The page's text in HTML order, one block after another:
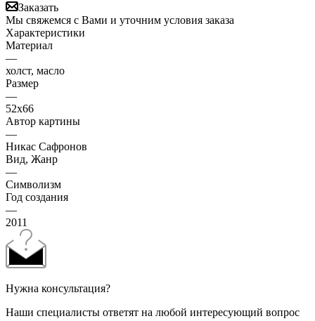
Заказать
Мы свяжемся с Вами и уточним условия заказа
Характеристики
Материал
—
холст, масло
Размер
—
52х66
Автор картины
—
Никас Сафронов
Вид, Жанр
—
Символизм
Год создания
—
2011
Нужна консультация?
Наши специалисты ответят на любой интересующий вопрос